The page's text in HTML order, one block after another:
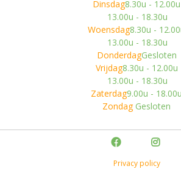
Dinsdag8.30u - 12.00u
13.00u - 18.30u
Woensdag8.30u -
13.00u - 18.30u
DonderdagGesloten
Vrijdag8.30u - 12.00u
13.00u - 18.30u
Zaterdag9.00u - 18.00u
Zondag Gesloten
Privacy policy